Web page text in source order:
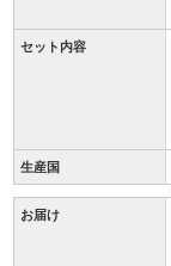
セット内容
生産国
お届け